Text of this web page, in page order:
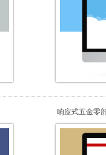
响应式五金零